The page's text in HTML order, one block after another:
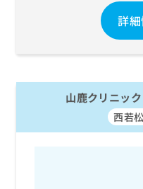
詳
山鹿クリニック
西若